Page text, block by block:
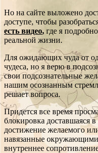
Но на сайте выложено
доступе, чтобы
есть видео, где я
реальной жизни.
Для ожидающих чуда от
чудеса, но я верю в
свои подсознательные
нашим осознанным
решает вопроса.
Придется все время
блокировка доставшаяся
достижение желаемого
навязанные
внутреннее